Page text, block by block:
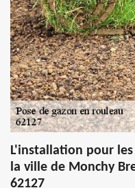
L'installation pour
la ville de Monchy
62127